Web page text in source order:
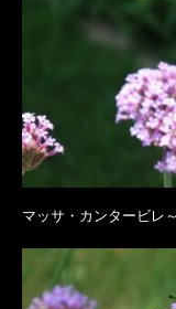
マッサ・カンタービレ